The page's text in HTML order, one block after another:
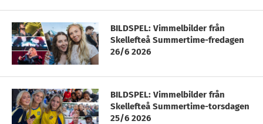
BILDSPEL: Vimmelbilder från
Skellefteå Summertime-fredagen
26/6 2026
BILDSPEL: Vimmelbilder från
Skellefteå Summertime-torsdagen
25/6 2026